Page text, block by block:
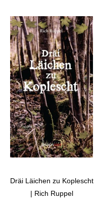
Dräi Läichen zu Koplescht
| Rich Ruppel